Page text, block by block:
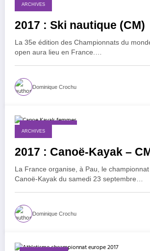
ARCHIVES
2017 : Ski nautique (CM)
La 35e édition des Championnats du
open aura lieu en France.…
Dominique Crochu
17 décembre 2016
ARCHIVES
2017 : Canoë-Kayak –
La France organise, à Pau, le
Canoë-Kayak du samedi 23 septembre…
Dominique Crochu